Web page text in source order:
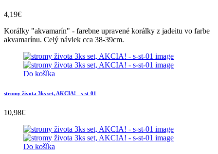
4,19€
Korálky "akvamarín" - farebne upravené korálky z jadeitu vo farbe
akvamarínu. Celý návlek cca 38-39cm.
Do košíka
stromy života 3ks set, AKCIA! - s-st-01
10,98€
Do košíka